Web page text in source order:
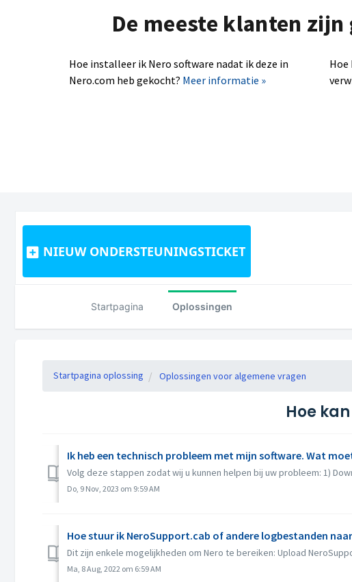
De meeste klanten
Hoe installeer ik Nero software nadat ik deze in
Nero.com heb gekocht? Meer informatie »
Hoe
NIEUW ONDERSTEUNINGSTICKET
Startpagina Oplossingen
Startpagina oplossing Oplossingen voor algemene vragen
Hoe
Ik heb een technisch probleem met mijn software. Wat
Volg deze stappen zodat wij u kunnen helpen bij uw probleem: 1)
Do, 9 Nov, 2023 om 9:59 AM
Hoe stuur ik NeroSupport.cab of andere logbestanden
Dit zijn enkele mogelijkheden om Nero te bereiken: Upload
Ma, 8 Aug, 2022 om 6:59 AM